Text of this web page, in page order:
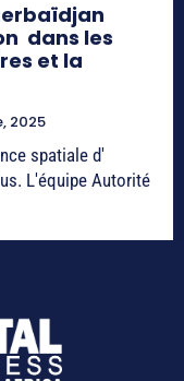
dans les
et la
2025
spatiale d'
L'équipe Autorité